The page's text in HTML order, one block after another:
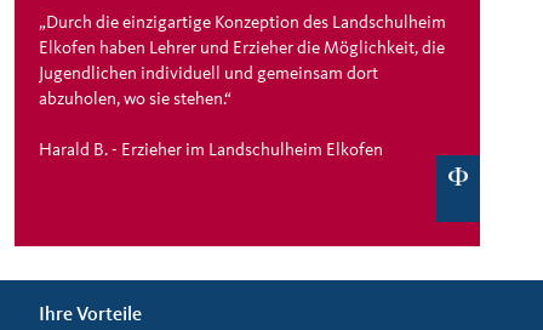
„Durch die einzigartige Konzeption des Landschulheim
Elkofen haben Lehrer und Erzieher die Möglichkeit, die
Jugendlichen individuell und gemeinsam dort
abzuholen, wo sie stehen.“
Harald B. - Erzieher im Landschulheim Elkofen
Ihre Vorteile